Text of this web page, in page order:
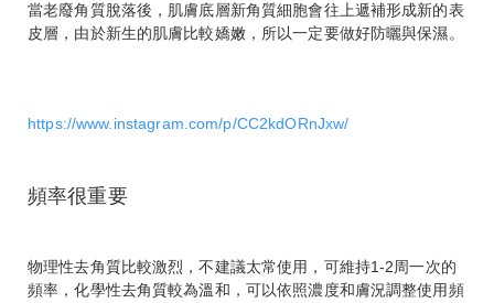
當老廢角質脫落後，肌膚底層新角質細胞會往上遞補形成新的表
皮層，由於新生的肌膚比較嬌嫩，所以一定要做好防曬與保濕。
https://www.instagram.com/p/CC2kdORnJxw/
頻率很重要
物理性去角質比較激烈，不建議太常使用，可維持1-2周一次的
頻率，化學性去角質較為溫和，可以依照濃度和膚況調整使用頻